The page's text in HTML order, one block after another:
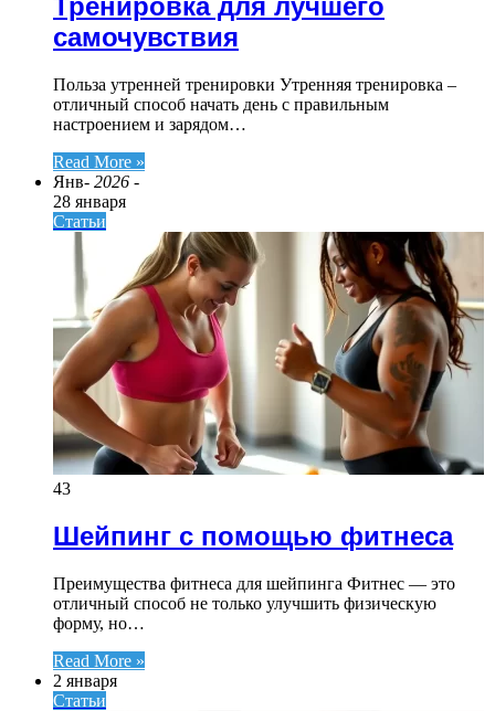
Тренировка для лучшего
самочувствия
Польза утренней тренировки Утренняя тренировка –
отличный способ начать день с правильным
настроением и зарядом…
Read More »
Янв- 2026 -
28 января
Статьи
43
Шейпинг с помощью фитнеса
Преимущества фитнеса для шейпинга Фитнес — это
отличный способ не только улучшить физическую
форму, но…
Read More »
2 января
Статьи